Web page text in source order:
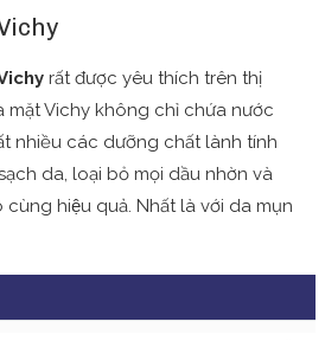
rất được yêu thích trên thị
mặt Vichy không chỉ chứa nước
nhiều các dưỡng chất lành tính
da, loại bỏ mọi dầu nhờn và
hiệu quả. Nhất là với da mụn